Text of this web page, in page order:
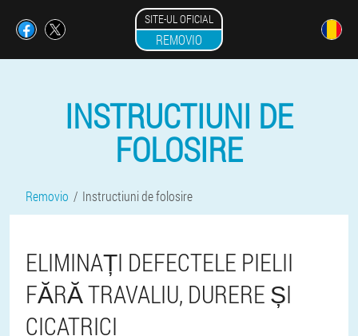
SITE-UL OFICIAL
REMOVIO
INSTRUCTIUNI DE
FOLOSIRE
Removio Instructiuni de folosire
ELIMINAȚI DEFECTELE PIELII
FĂRĂ TRAVALIU, DURERE ȘI
CICATRICI